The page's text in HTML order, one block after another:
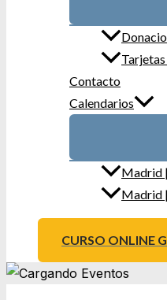
Contacto
Calendarios
Madrid
Madrid
CURSO ONLINE